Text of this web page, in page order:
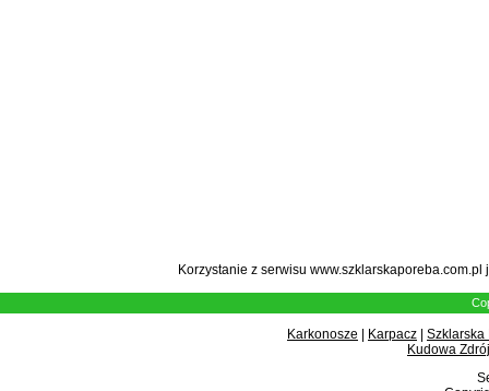
Korzystanie z serwisu
Karkonosze Karpacz
Szklarska
Kudowa